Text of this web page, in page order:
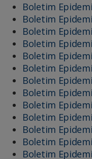
Boletim
Boletim
Boletim
Boletim
Boletim
Boletim
Boletim
Boletim
Boletim
Boletim
Boletim
Boletim
Boletim